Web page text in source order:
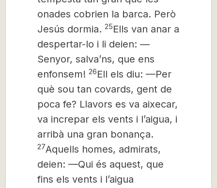
onades cobrien la barca. Però
Jesús dormia. 25Ells van anar a
despertar-lo i li deien: —
Senyor, salva’ns, que ens
enfonsem! 26Ell els diu: —Per
què sou tan covards, gent de
poca fe? Llavors es va aixecar,
va increpar els vents i l’aigua, i
arribà una gran bonança.
27Aquells homes, admirats,
deien: —Qui és aquest, que
fins els vents i l’aigua